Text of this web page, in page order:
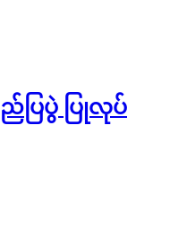
ပြပွဲ ပြုလုပ်